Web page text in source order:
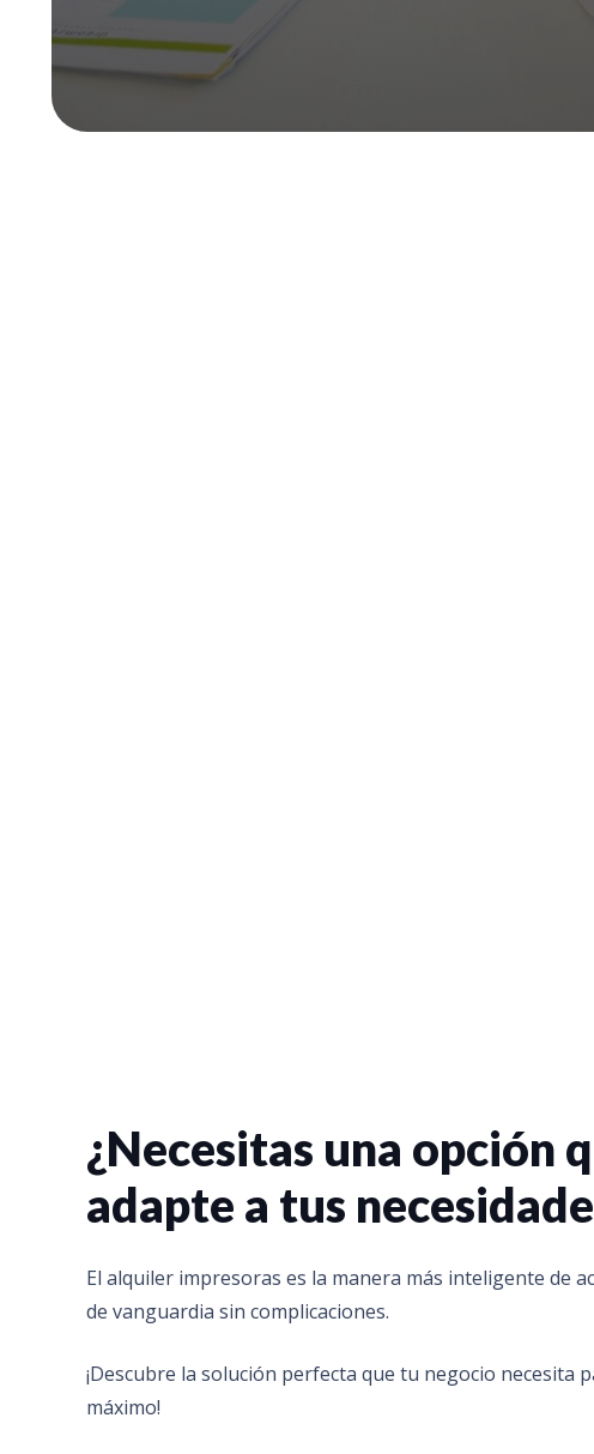
¿Necesitas una opción
adapte a tus
El alquiler impresoras es la manera más inteligente de
de vanguardia sin complicaciones.
¡Descubre la solución perfecta que tu negocio necesita
máximo!